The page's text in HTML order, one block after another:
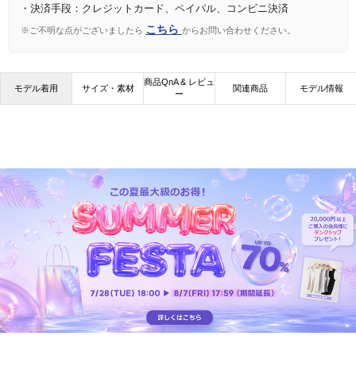
・決済手段：クレジットカード、ペイパル、コンビニ決済
※ご不明な点がございましたら こちら からお問い合わせください。
モデル着用 サイズ・素材
商品QnA & レビュ
ー
関連商品 モデル情報